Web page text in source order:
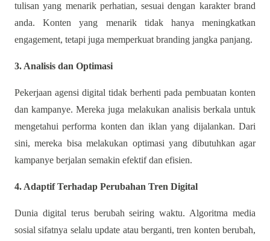
tulisan yang menarik perhatian, sesuai dengan karakter brand
anda. Konten yang menarik tidak hanya meningkatkan
engagement, tetapi juga memperkuat branding jangka panjang.
3. Analisis dan Optimasi
Pekerjaan agensi digital tidak berhenti pada pembuatan konten
dan kampanye. Mereka juga melakukan analisis berkala untuk
mengetahui performa konten dan iklan yang dijalankan. Dari
sini, mereka bisa melakukan optimasi yang dibutuhkan agar
kampanye berjalan semakin efektif dan efisien.
4. Adaptif Terhadap Perubahan Tren Digital
Dunia digital terus berubah seiring waktu. Algoritma media
sosial sifatnya selalu update atau berganti, tren konten berubah,